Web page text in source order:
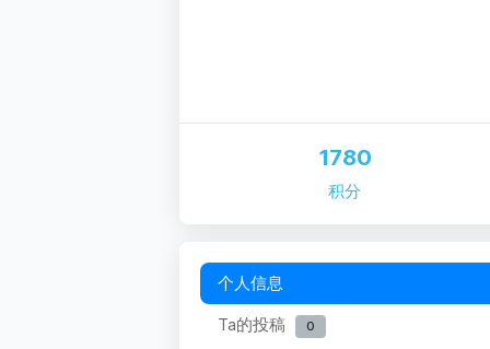
1780
积分
个人信息
Ta的投稿
0